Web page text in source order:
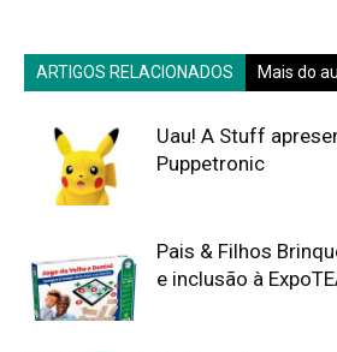
ARTIGOS RELACIONADOS Mais do
Uau! A Stuff
Puppetronic
Pais & Filhos
e inclusão à